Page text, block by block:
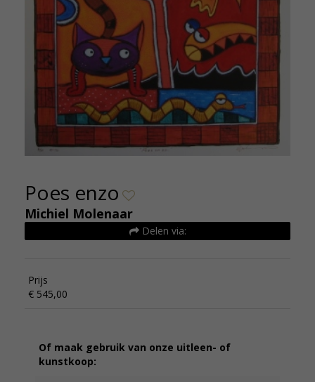
Poes enzo
Michiel Molenaar
Delen via:
Prijs
€ 545,00
Of maak gebruik van onze uitleen- of
kunstkoop: